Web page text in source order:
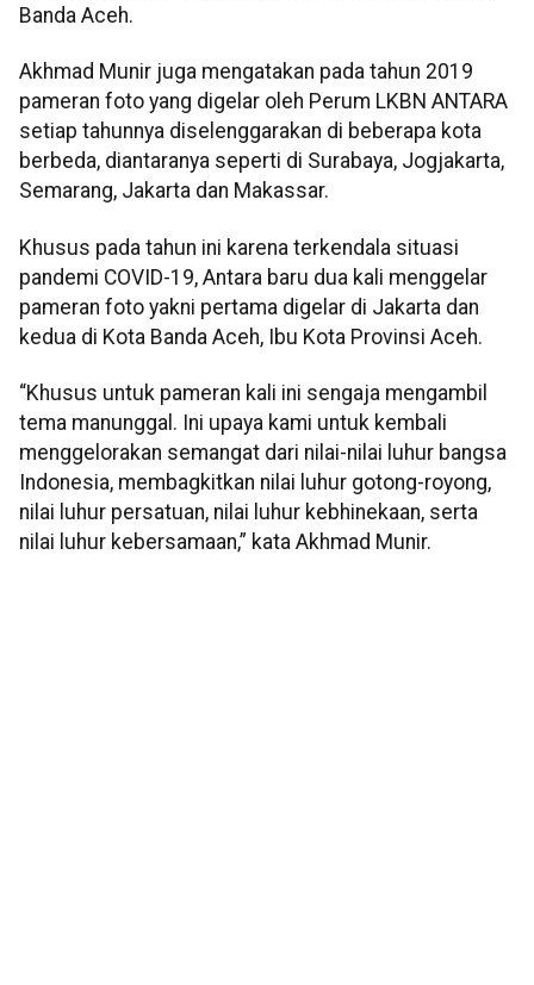
Banda Aceh.
Akhmad Munir juga mengatakan pada tahun 2019
pameran foto yang digelar oleh Perum LKBN ANTARA
setiap tahunnya diselenggarakan di beberapa kota
berbeda, diantaranya seperti di Surabaya, Jogjakarta,
Semarang, Jakarta dan Makassar.
Khusus pada tahun ini karena terkendala situasi
pandemi COVID-19, Antara baru dua kali menggelar
pameran foto yakni pertama digelar di Jakarta dan
kedua di Kota Banda Aceh, Ibu Kota Provinsi Aceh.
“Khusus untuk pameran kali ini sengaja mengambil
tema manunggal. Ini upaya kami untuk kembali
menggelorakan semangat dari nilai-nilai luhur bangsa
Indonesia, membagkitkan nilai luhur gotong-royong,
nilai luhur persatuan, nilai luhur kebhinekaan, serta
nilai luhur kebersamaan,” kata Akhmad Munir.